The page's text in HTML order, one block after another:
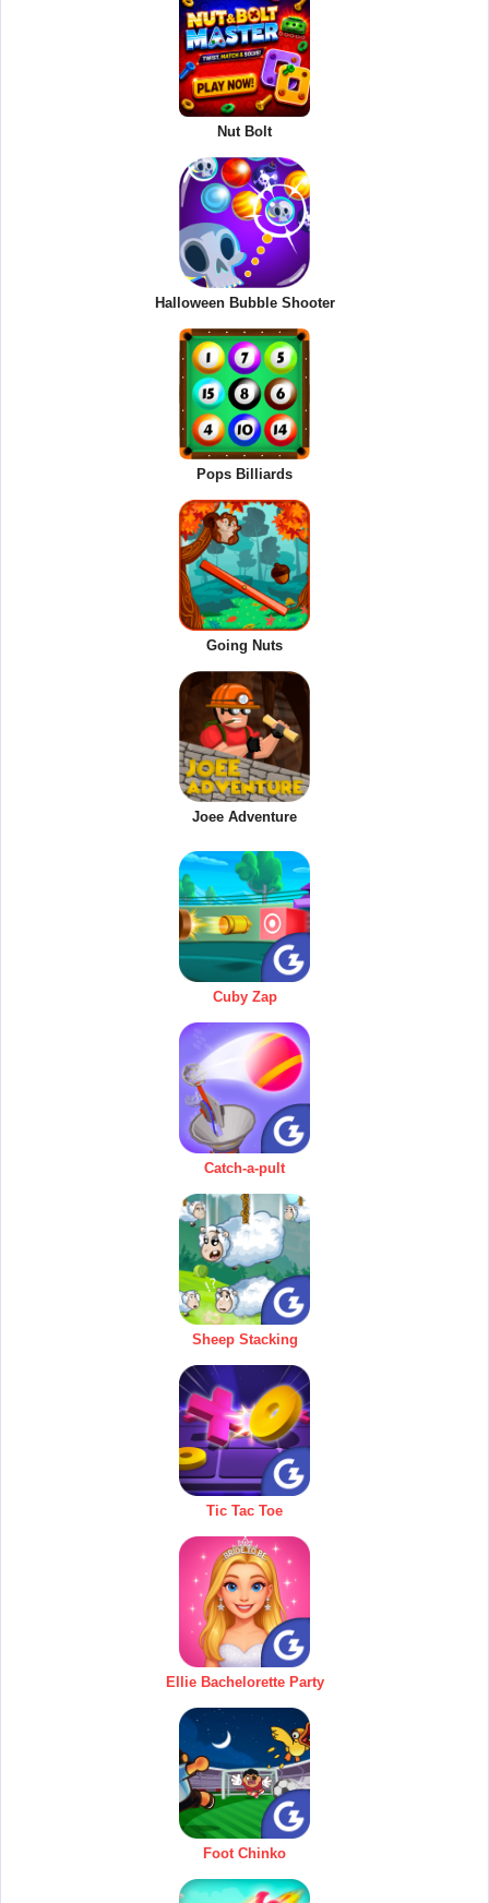
Nut Bolt
Halloween Bubble Shooter
Pops Billiards
Going Nuts
Joee Adventure
Cuby Zap
Catch-a-pult
Sheep Stacking
Tic Tac Toe
Ellie Bachelorette Party
Foot Chinko